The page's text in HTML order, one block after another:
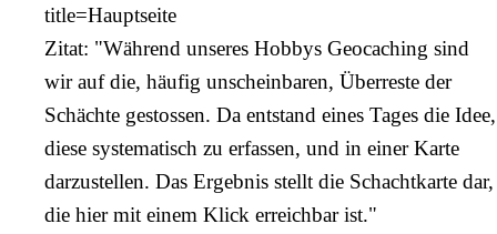
title=Hauptseite
Zitat: "Während unseres Hobbys Geocaching sind
wir auf die, häufig unscheinbaren, Überreste der
Schächte gestossen. Da entstand eines Tages die Idee,
diese systematisch zu erfassen, und in einer Karte
darzustellen. Das Ergebnis stellt die Schachtkarte dar,
die hier mit einem Klick erreichbar ist."